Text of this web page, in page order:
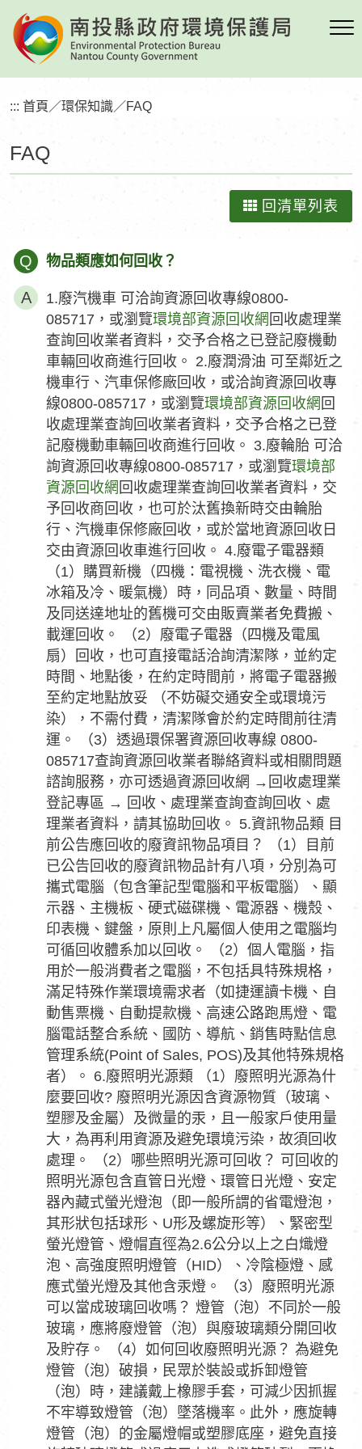
到
要
塊FAQ
::: 首頁 ／環保知識／FAQ
回清單列表
Q 物品類應如何回收？
1.廢汽機車 可洽詢資源回收專線0800-
085717，或瀏覽環境部資源回收網 回收處理業
查詢回收業者資料，交予合格之已登記廢機動
車輛回收商進行回收。 2.廢潤滑油 可至鄰近之
機車行、汽車保修廠回收，或洽詢資源回收專
線0800-085717，或瀏覽環境部資源回收網 回
收處理業查詢回收業者資料，交予合格之已登
記廢機動車輛回收商進行回收。 3.廢輪胎 可洽
詢資源回收專線0800-085717，或瀏覽環境部
資源回收網 回收處理業查詢回收業者資料，交
予回收商回收，也可於汰舊換新時交由輪胎
行、汽機車保修廠回收，或於當地資源回收日
交由資源回收車進行回收。 4.廢電子電器類
（1）購買新機（四機：電視機、洗衣機、電
冰箱及冷、暖氣機）時，同品項、數量、時間
及同送達地址的舊機可交由販賣業者免費搬、
載運回收。 （2）廢電子電器（四機及電風
扇）回收，也可直接電話洽詢清潔隊，並約定
時間、地點後，在約定時間前，將電子電器搬
至約定地點放妥 （不妨礙交通安全或環境污
染），不需付費，清潔隊會於約定時間前往清
運。 （3）透過環保署資源回收專線 0800-
085717查詢資源回收業者聯絡資料或相關問題
諮詢服務，亦可透過資源回收網 →回收處理業
登記專區 → 回收、處理業查詢查詢回收、處
理業者資料，請其協助回收。 5.資訊物品類 目
前公告應回收的廢資訊物品項目？ （1）目前
已公告回收的廢資訊物品計有八項，分別為可
攜式電腦（包含筆記型電腦和平板電腦）、顯
示器、主機板、硬式磁碟機、電源器、機殼、
印表機、鍵盤，原則上凡屬個人使用之電腦均
可循回收體系加以回收。 （2）個人電腦，指
用於一般消費者之電腦，不包括具特殊規格，
滿足特殊作業環境需求者（如捷運讀卡機、自
動售票機、自動提款機、高速公路跑馬燈、電
腦電話整合系統、國防、導航、銷售時點信息
管理系統(Point of Sales, POS)及其他特殊規格
者）。 6.廢照明光源類 （1）廢照明光源為什
麼要回收? 廢照明光源因含資源物質（玻璃、
塑膠及金屬）及微量的汞，且一般家戶使用量
大，為再利用資源及避免環境污染，故須回收
處理。 （2）哪些照明光源可回收？ 可回收的
照明光源包含直管日光燈、環管日光燈、安定
器內藏式螢光燈泡（即一般所謂的省電燈泡，
其形狀包括球形、U形及螺旋形等）、緊密型
螢光燈管、燈帽直徑為2.6公分以上之白熾燈
泡、高強度照明燈管（HID）、冷陰極燈、感
應式螢光燈及其他含汞燈。 （3）廢照明光源
可以當成玻璃回收嗎？ 燈管（泡）不同於一般
玻璃，應將廢燈管（泡）與廢玻璃類分開回收
及貯存。 （4）如何回收廢照明光源？ 為避免
燈管（泡）破損，民眾於裝設或拆卸燈管
（泡）時，建議戴上橡膠手套，可減少因抓握
不牢導致燈管（泡）墜落機率。此外，應旋轉
燈管（泡）的金屬燈帽或塑膠底座，避免直接